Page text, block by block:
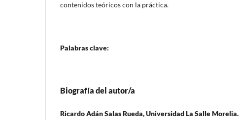
contenidos teóricos con la práctica.
Palabras clave:
Biografía del autor/a
Ricardo Adán Salas Rueda, Universidad La Salle Morelia.